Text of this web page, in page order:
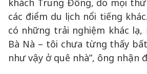
khách Trung Đông, do mọi
các điểm du lịch nổi tiếng
có những trải nghiệm khác
Bà Nà – tôi chưa từng thấy
như vậy ở quê nhà”, ông nhận